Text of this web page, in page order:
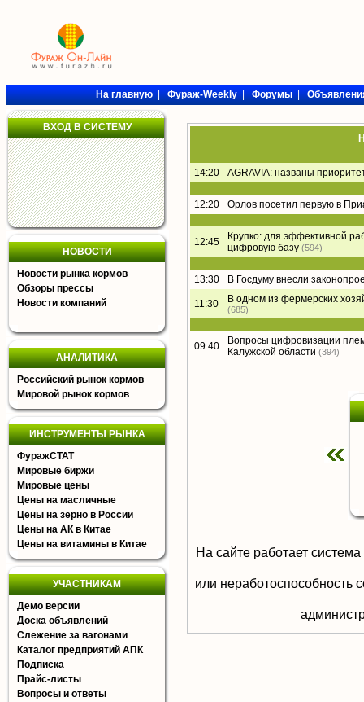
На главную|Фураж-Weekly|Форумы|
ВХОД В СИСТЕМУ
НОВОСТИ
Новости рынка кормов
Обзоры прессы
Новости компаний
АНАЛИТИКА
Российский рынок кормов
Мировой рынок кормов
ИНСТРУМЕНТЫ РЫНКА
ФуражСТАТ
Мировые биржи
Мировые цены
Цены на масличные
Цены на зерно в России
Цены на АК в Китае
Цены на витамины в Китае
УЧАСТНИКАМ
Демо версии
Доска объявлений
Слежение за вагонами
Каталог предприятий АПК
Подписка
Прайс-листы
Вопросы и ответы
14:20 AGRAVIA: названы
12:20 Орлов посетил первую в
12:45
Крупко: для эффективной
цифровую базу (594)
13:30 В Госдуму внесли
11:30 В одном из фермерских
(685)
09:40
Вопросы цифровизации
Калужской области (394)
На сайте работает
или неработоспособность